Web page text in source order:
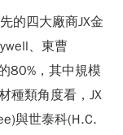
的四大廠商JX金
、東曹
80%，其中規模
種類角度看，JX
與世泰科(H.C.